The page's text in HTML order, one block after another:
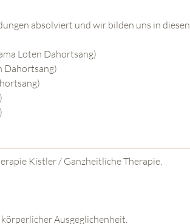
absolviert und wir bilden uns in diesen
Loten Dahortsang)
Dahortsang)
Kistler / Ganzheitliche Therapie,
Ausgeglichenheit.